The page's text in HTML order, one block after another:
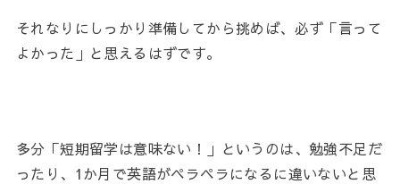
それなりにしっかり準備してから挑めば、必ず「言って
よかった」と思えるはずです。
多分「短期留学は意味ない！」というのは、勉強不足だ
ったり、1か月で英語がペラペラになるに違いないと思